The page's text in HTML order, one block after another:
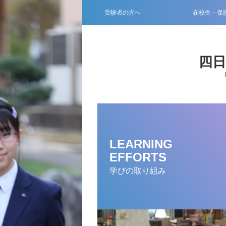
受験者の方へ 在校生・保
四
LEARNING
EFFORTS
学びの取り組み